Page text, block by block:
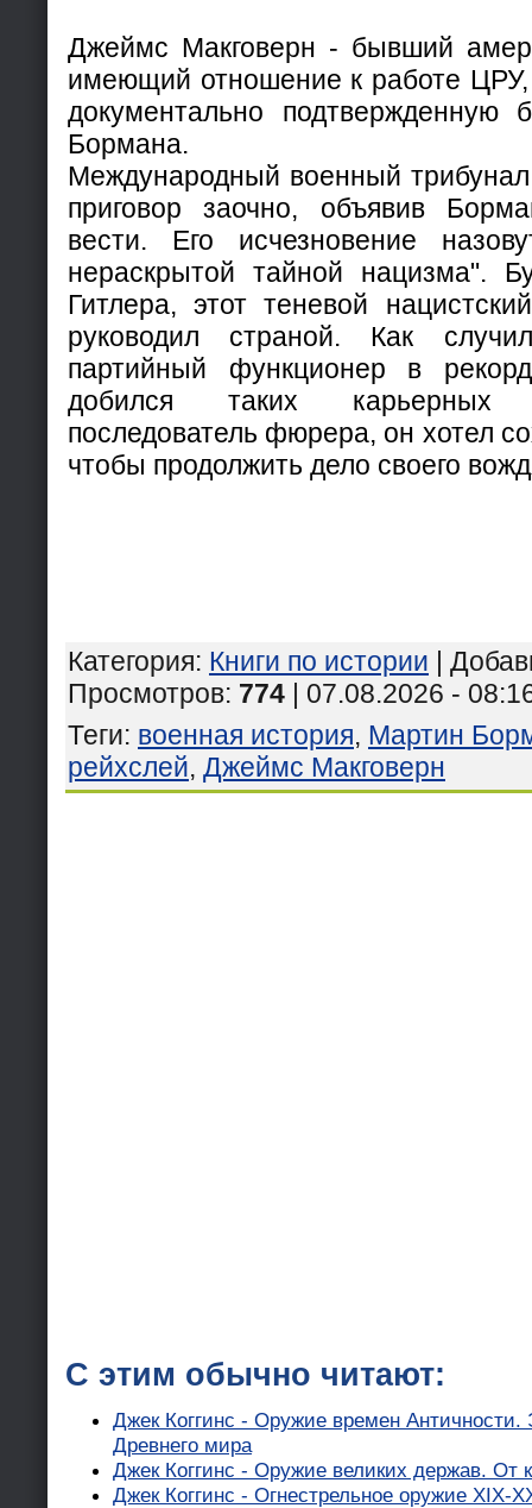
Джеймс Макговерн - бывший
имеющий отношение к работе
документально подтвержденную
Бормана.
Международный военный
приговор заочно, объявив
вести. Его исчезновение
нераскрытой тайной нацизма".
Гитлера, этот теневой
руководил страной. Как
партийный функционер в
добился таких
последователь фюрера, он хотел
чтобы продолжить дело своего
Категория: Книги по истории |
Просмотров: 774 | 07.08.2026 -
Теги: военная история, Мартин
рейхслей, Джеймс Макговерн
С этим обычно читают:
Джек Коггинс - Оружие времен
Древнего мира
Джек Коггинс - Оружие великих держав. От
Джек Коггинс - Огнестрельное оружие XIX-